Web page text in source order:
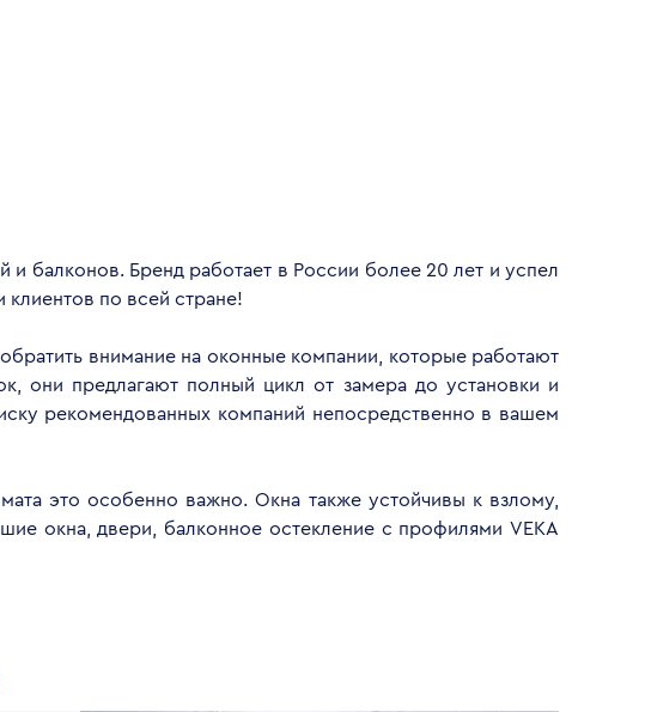
балконов. Бренд работает в России более 20 лет и успел
по всей стране!
внимание на оконные компании, которые работают
они предлагают полный цикл от замера до установки и
рекомендованных компаний непосредственно в вашем
это особенно важно. Окна также устойчивы к взлому,
окна, двери, балконное остекление с профилями VEKA